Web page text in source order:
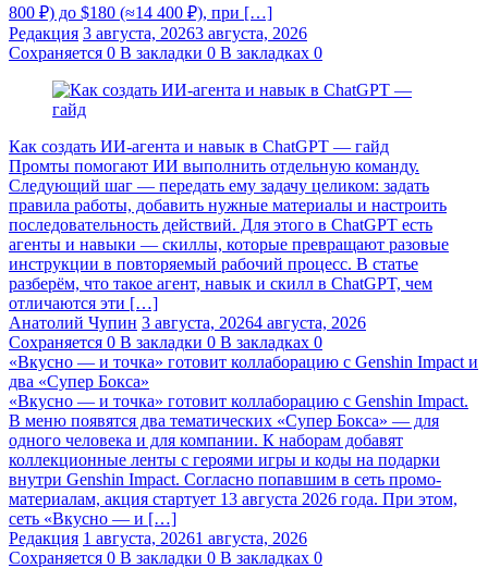
800 ₽) до $180 (≈14 400 ₽), при […]
Редакция 3 августа, 20263 августа, 2026
Сохраняется 0 В закладки 0 В закладках 0
Как создать ИИ-агента и навык в ChatGPT — гайд
Промты помогают ИИ выполнить отдельную команду.
Следующий шаг — передать ему задачу целиком: задать
правила работы, добавить нужные материалы и настроить
последовательность действий. Для этого в ChatGPT есть
агенты и навыки — скиллы, которые превращают разовые
инструкции в повторяемый рабочий процесс. В статье
разберём, что такое агент, навык и скилл в ChatGPT, чем
отличаются эти […]
Анатолий Чупин 3 августа, 20264 августа, 2026
Сохраняется 0 В закладки 0 В закладках 0
«Вкусно — и точка» готовит коллаборацию с Genshin Impact и
два «Супер Бокса»
«Вкусно — и точка» готовит коллаборацию с Genshin Impact.
В меню появятся два тематических «Супер Бокса» — для
одного человека и для компании. К наборам добавят
коллекционные ленты с героями игры и коды на подарки
внутри Genshin Impact. Согласно попавшим в сеть промо-
материалам, акция стартует 13 августа 2026 года. При этом,
сеть «Вкусно — и […]
Редакция 1 августа, 20261 августа, 2026
Сохраняется 0 В закладки 0 В закладках 0